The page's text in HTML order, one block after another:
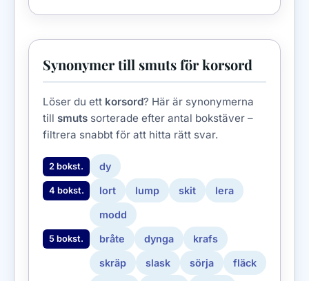
Synonymer till smuts för korsord
Löser du ett korsord? Här är synonymerna
till smuts sorterade efter antal bokstäver –
filtrera snabbt för att hitta rätt svar.
2 bokst. dy
4 bokst. lort lump skit lera
modd
5 bokst. bråte dynga krafs
skräp slask sörja fläck